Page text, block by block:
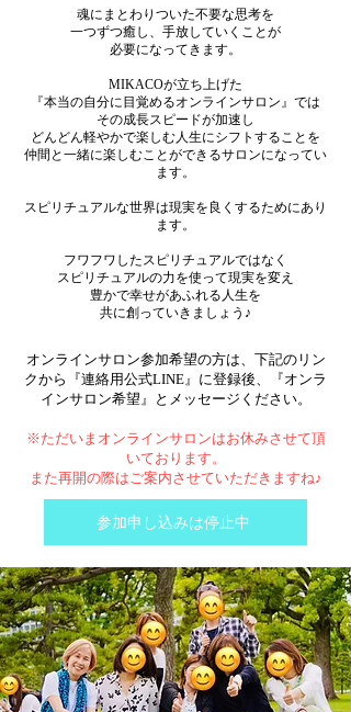
魂にまとわりついた不要な思考を
一つずつ癒し、手放していくことが
必要になってきます。
MIKACOが立ち上げた
『本当の自分に目覚めるオンラインサロン』では
その成長スピードが加速し
どんどん軽やかで楽しむ人生にシフトすることを
仲間と一緒に楽しむことができるサロンになってい
ます。
スピリチュアルな世界は現実を良くするためにあり
ます。
フワフワしたスピリチュアルではなく
スピリチュアルの力を使って現実を変え
豊かで幸せがあふれる人生を
共に創っていきましょう♪
オンラインサロン参加希望の方は、下記のリン
クから『連絡用公式LINE』に登録後、『オンラ
インサロン希望』とメッセージください。
※ただいまオンラインサロンはお休みさせて頂
いております。
​また再開の際はご案内させていただきますね♪
参加申し込みは停止中